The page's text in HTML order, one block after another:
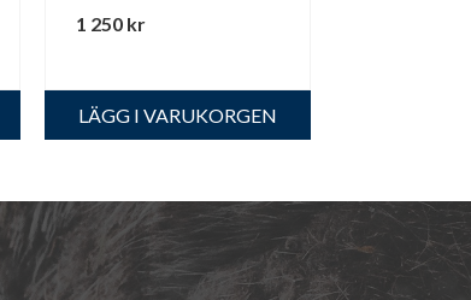
1 250 kr